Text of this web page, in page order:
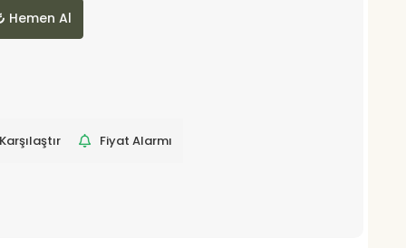
Hemen Al
Karşılaştır
Fiyat Alarmı